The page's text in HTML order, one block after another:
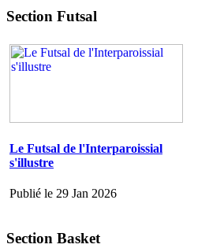
Section Futsal
Le Futsal de l'Interparoissial
s'illustre
Publié le 29 Jan 2026
Section Basket